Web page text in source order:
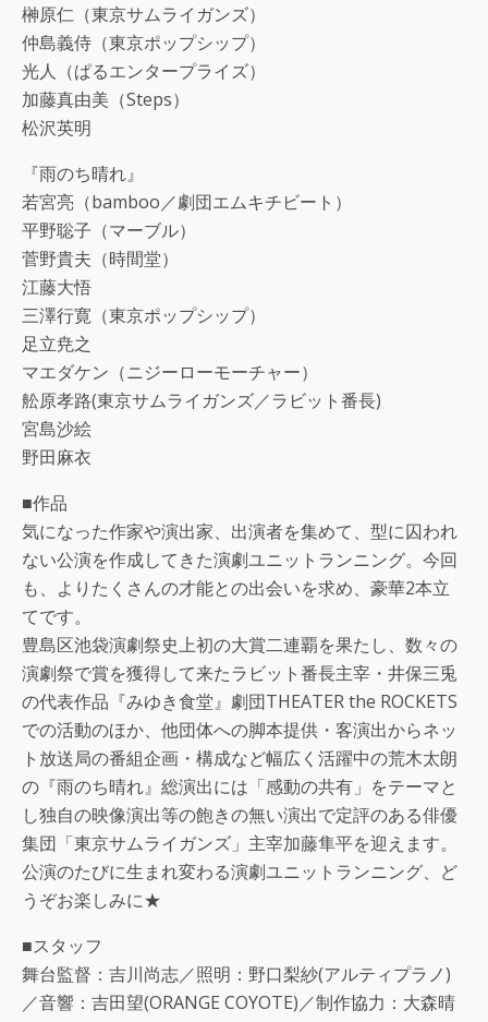
榊原仁（東京サムライガンズ）
仲島義侍（東京ポップシップ）
光人（ぱるエンタープライズ）
加藤真由美（Steps）
松沢英明
『雨のち晴れ』
若宮亮（bamboo／劇団エムキチビート）
平野聡子（マーブル）
菅野貴夫（時間堂）
江藤大悟
三澤行寛（東京ポップシップ）
足立尭之
マエダケン（ニジーローモーチャー）
舩原孝路(東京サムライガンズ／ラビット番長)
宮島沙絵
野田麻衣
■作品
気になった作家や演出家、出演者を集めて、型に囚われ
ない公演を作成してきた演劇ユニットランニング。今回
も、よりたくさんの才能との出会いを求め、豪華2本立
てです。
豊島区池袋演劇祭史上初の大賞二連覇を果たし、数々の
演劇祭で賞を獲得して来たラビット番長主宰・井保三兎
の代表作品『みゆき食堂』劇団THEATER the ROCKETS
での活動のほか、他団体への脚本提供・客演出からネッ
ト放送局の番組企画・構成など幅広く活躍中の荒木太朗
の『雨のち晴れ』総演出には「感動の共有」をテーマと
し独自の映像演出等の飽きの無い演出で定評のある俳優
集団「東京サムライガンズ」主宰加藤隼平を迎えます。
公演のたびに生まれ変わる演劇ユニットランニング、ど
うぞお楽しみに★
■スタッフ
舞台監督：吉川尚志／照明：野口梨紗(アルティプラノ)
／音響：吉田望(ORANGE COYOTE)／制作協力：大森晴